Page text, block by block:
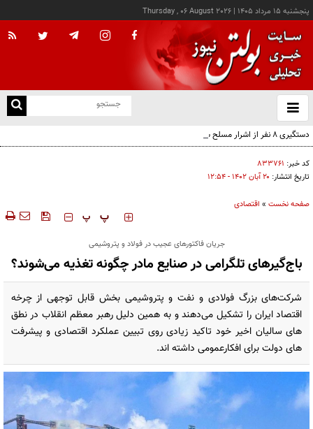
پنجشنبه ۱۵ مرداد ۱۴۰۵ |
Thursday , 06 August 2026
باز
و
دستگیری ۸ نفر از اشرار مسلح شاخص و مرتبطین گروهک‌های تروریستی
کد خبر: ۸۳۳۷۶۱
تاریخ انتشار: ۲۰ آبان ۱۴۰۲ - ۱۲:۵۴
صفحه نخست » اقتصادی
‍‍‍ پ پ
جریان فاکتورهای عجیب در فولاد و پتروشیمی
باج‌گیرهای تلگرامی در صنایع مادر چگونه تغذیه می‌شوند؟
شرکت‌های بزرگ فولادی و نفت و پتروشیمی بخش قابل توجهی از چرخه
اقتصاد ایران را تشکیل می‌دهند و به همین دلیل رهبر معظم انقلاب در نطق
های سالیان اخیر خود تاکید زیادی روی تبیین عملکرد اقتصادی و پیشرفت
های دولت برای افکارعمومی داشته اند.